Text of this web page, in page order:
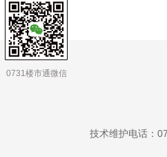
0731楼市通微信
技术维护电话：